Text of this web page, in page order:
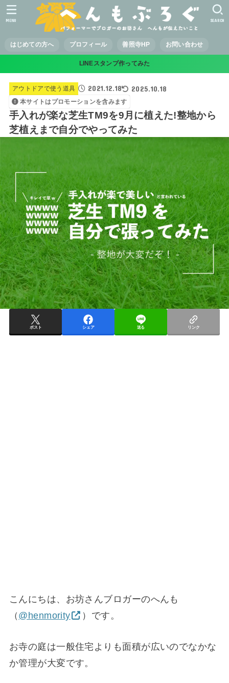
はじめての方へ プロフィール 善照寺HP お問い合わせ
SEARCH
MENU
LINEスタンプ作ってみた
アウトドアで使う道具 2021.12.18 2025.10.18
本サイトはプロモーションを含みます
手入れが楽な芝生TM9を9月に植えた!整地から
芝植えまで自分でやってみた
ポスト シェア 送る リンク
こんにちは、お坊さんブロガーのへんも
（ @henmority ）です。
お寺の庭は一般住宅よりも面積が広いのでなかな
か管理が大変です。